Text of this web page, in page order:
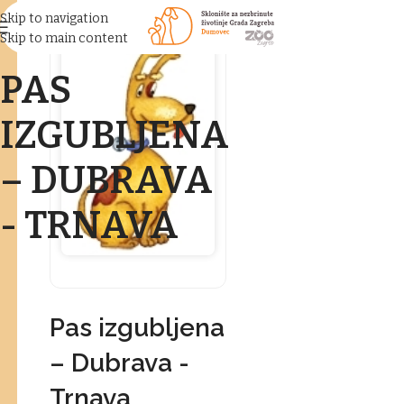
Skip to navigation
Skip to main content
PAS
IZGUBLJENA
– DUBRAVA
- TRNAVA
Pas izgubljena
– Dubrava -
Trnava